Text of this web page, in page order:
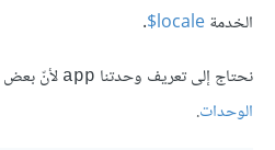
الخدمةlocale$
.
نحتاج إلى تعريف وحدتنا app لأنّ بعض
الوحدات.